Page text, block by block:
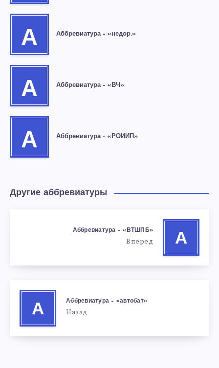
А Аббревиатура – «недор.»
А Аббревиатура – «ВЧ»
А Аббревиатура – «РОИИП»
Другие аббревиатуры
А
Аббревиатура – «ВТШПБ»
Вперед
А
Аббревиатура – «автобат»
Назад